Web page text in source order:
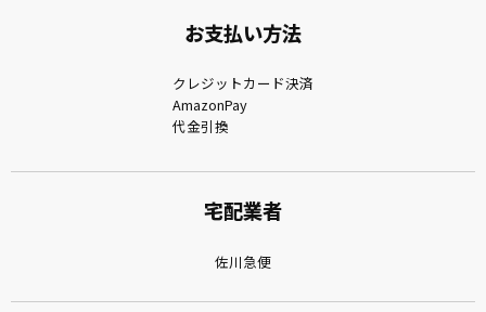
お支払い方法
クレジットカード決済
AmazonPay
代金引換
宅配業者
佐川急便